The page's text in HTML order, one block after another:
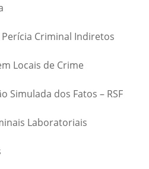
Perícia Criminal Indiretos
Locais de Crime
Simulada dos Fatos – RSF
Laboratoriais